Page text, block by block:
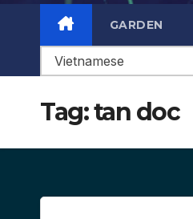
GARDEN
Tag:tan doc